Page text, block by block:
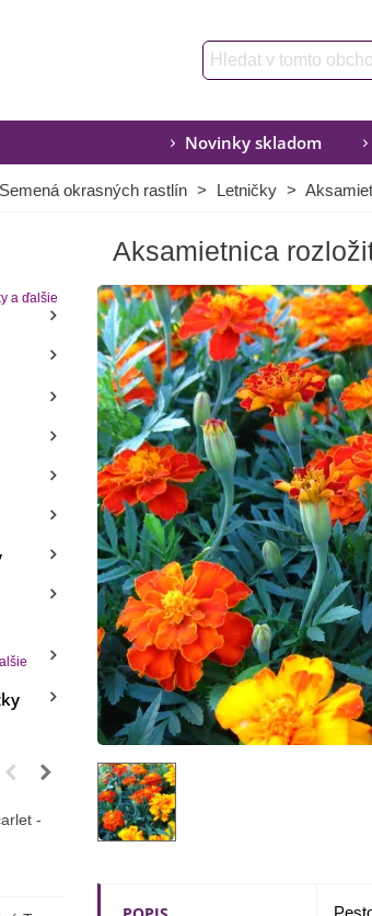
Novinky skladom
Semená okrasných rastlín > Letničky >
a ďalšie
-
BIO Kaleráb Dyna - Brassica
oleracea var....
Aksamietnica